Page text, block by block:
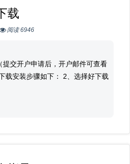
载
阅读 6946
交开户申请后，开户邮件可查看
载安装步骤如下： 2、选择好下载